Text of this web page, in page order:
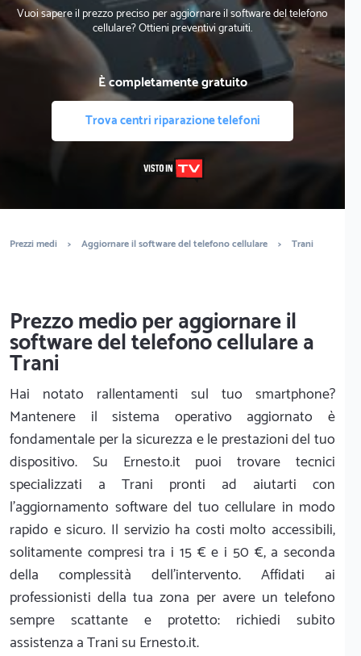
Vuoi sapere il prezzo preciso per aggiornare il software del telefono
cellulare? Ottieni preventivi gratuiti.
È completamente gratuito
Trova centri riparazione telefoni
Prezzi medi > Aggiornare il software del telefono cellulare > Trani
Prezzo medio per aggiornare il
software del telefono cellulare a
Trani
Hai notato rallentamenti sul tuo smartphone?
Mantenere il sistema operativo aggiornato è
fondamentale per la sicurezza e le prestazioni del tuo
dispositivo. Su Ernesto.it puoi trovare tecnici
specializzati a Trani pronti ad aiutarti con
l'aggiornamento software del tuo cellulare in modo
rapido e sicuro. Il servizio ha costi molto accessibili,
solitamente compresi tra i 15 € e i 50 €, a seconda
della complessità dell'intervento. Affidati ai
professionisti della tua zona per avere un telefono
sempre scattante e protetto: richiedi subito
assistenza a Trani su Ernesto.it.